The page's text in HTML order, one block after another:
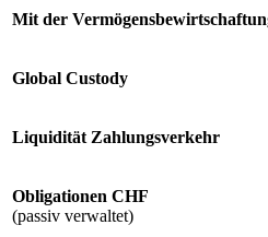
Mit der
Global Custody
Liquidität Zahlungsverkehr
Obligationen CHF
(passiv verwaltet)